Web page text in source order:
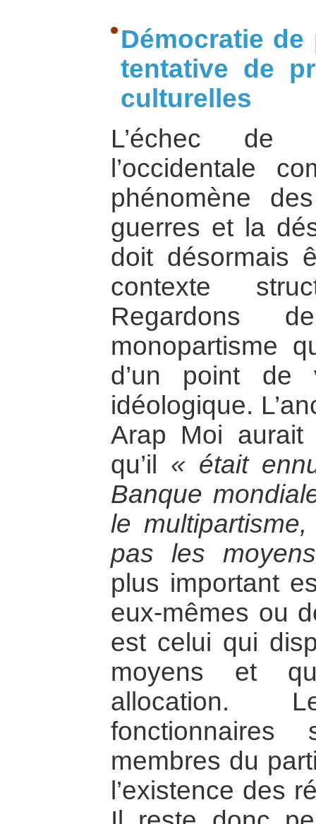
Démocratie
tentative de
culturelles
L’échec de
l’occidentale
phénomène
guerres et la
doit désormais
contexte
Regardons
monopartisme
d’un point de
idéologique.
Arap Moi
qu’il « était
Banque
le
pas les
plus important
eux-mêmes ou
est celui qui
moyens et
allocation.
membres du
l’existence des